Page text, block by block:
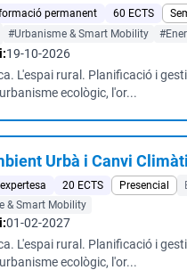
permanent 60 ECTS
#Urbanisme & Smart Mobility
19-10-2026
L'espai rural. Planificació i
ecològic, l'or...
Urbà i Canvi
20 ECTS Presencial
& Smart Mobility
01-02-2027
L'espai rural. Planificació i
ecològic, l'or...